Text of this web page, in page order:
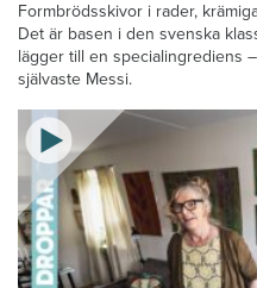
Formbrödsskivor i rader,
Det är basen i den svenska
lägger till en specialingrediens
självaste Messi.